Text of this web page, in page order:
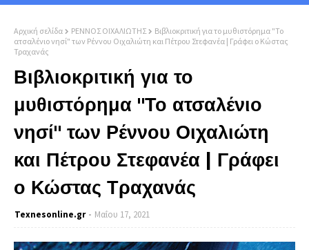
Αρχική σελίδα ΡΕΝΝΟΣ ΟΙΧΑΛΙΩΤΗΣ
Βιβλιοκριτική για το μυθιστόρημα "Το
ατσαλένιο νησί" των Ρέννου Οιχαλιώτη και Πέτρου Στεφανέα | Γράφει ο Κώστας
Τραχανάς
Βιβλιοκριτική για το
μυθιστόρημα "Το ατσαλένιο
νησί" των Ρέννου Οιχαλιώτη
και Πέτρου Στεφανέα | Γράφει
ο Κώστας Τραχανάς
Texnesοnline.gr Μαΐου 17, 2021